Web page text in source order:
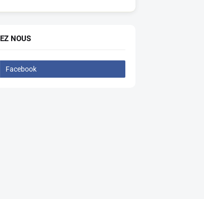
NOUS
Facebook